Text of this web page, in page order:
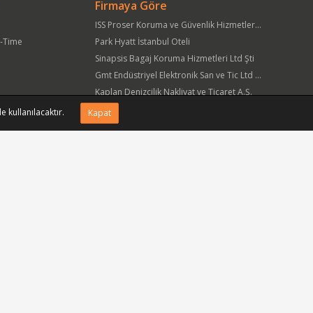
Time
Firmaya Göre
ISS Proser Koruma ve Güvenlik Hizmetleri A.Ş.
Park Hyatt İstanbul Oteli
Sinapsis Bagaj Koruma Hizmetleri Ltd Şti
Gmt Endüstriyel Elektronik San ve Tic Ltd Şti
Kaplan Denizcilik Nakliyat ve Ticaret A.Ş.
APlus Hastane Otelcilik Hizmetleri A.Ş.
kullanılacaktır. Kapat